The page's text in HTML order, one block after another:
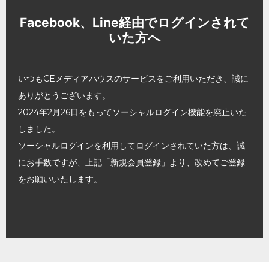
Facebook、Line経由でログインされて
いた方へ
いつもCEメディアハウスのサービスをご利用いただき、誠に
ありがとうございます。
2024年2月26日をもってソーシャルログイン機能を廃止いた
しました。
ソーシャルログインを利用してログインされていた方は、誠
にお手数ですが、上記「新規会員登録」より、改めてご登録
をお願いいたします。